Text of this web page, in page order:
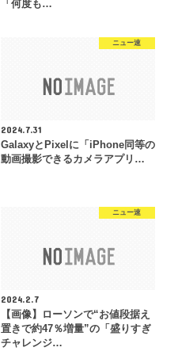
「何度も…
ニュー速
2024.7.31
GalaxyとPixelに「iPhone同等の
動画撮影できるカメラアプリ…
ニュー速
2024.2.7
【画像】ローソンで“お値段据え
置きで約47％増量”の「盛りすぎ
チャレンジ…